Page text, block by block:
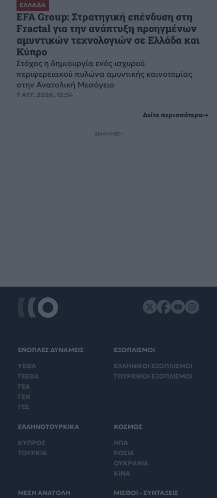
ΕΛΛΑΔΑ
EFA Group: Στρατηγική επένδυση στη
Fractal για την ανάπτυξη προηγμένων
αμυντικών τεχνολογιών σε Ελλάδα και
Κύπρο
Στόχος η δημιουργία ενός ισχυρού
περιφερειακού πυλώνα αμυντικής καινοτομίας
στην Ανατολική Μεσόγειο
7 ΑΥΓ. 2026, 15:54
Δείτε περισσότερα
ΔΙΑΦΗΜΙΣΗ
ΕΝΟΠΛΕΣ ΔΥΝΑΜΕΙΣ
ΥΕΘΑ
ΓΕΕΘΑ
ΓΕΑ
ΓΕΝ
ΓΕΣ
ΕΞΟΠΛΙΣΜΟΙ
ΕΛΛΗΝΙΚΟΙ ΕΞΟΠΛΙΣΜΟΙ
ΤΟΥΡΚΙΚΟΙ ΕΞΟΠΛΙΣΜΟΙ
ΕΛΛΗΝΟΤΟΥΡΚΙΚΑ
ΚΥΠΡΟΣ
ΤΟΥΡΚΙΑ
ΚΟΣΜΟΣ
ΗΠΑ
ΡΩΣΙΑ
ΟΥΚΡΑΝΙΑ
ΚΙΝΑ
ΜΕΣΗ ΑΝΑΤΟΛΗ ΜΙΣΘΟΙ - ΣΥΝΤΑΞΕΙΣ